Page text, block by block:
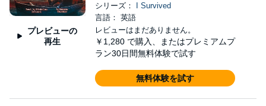
プレビューの
再生
シリーズ：
I Survived
言語： 英語
レビューはまだありません。
￥1,280 で購入、またはプレミアムプ
ラン30日間無料体験で試す
無料体験を試す